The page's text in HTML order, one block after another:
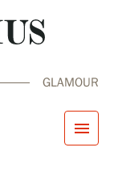
GLAMOUR
menu